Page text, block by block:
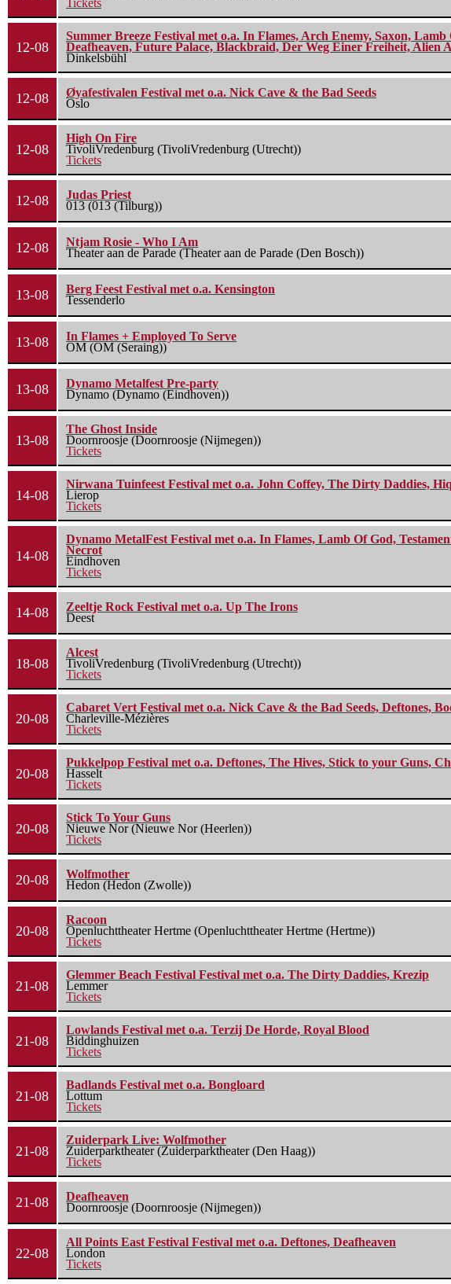
12-08
Summer Breeze Festival met o.a. In Flames, Arch Enemy, Saxon,
Deafheaven, Future Palace, Blackbraid, Der Weg Einer Freiheit,
Dinkelsbühl
12-08
Øyafestivalen Festival met o.a. Nick Cave & the Bad Seeds
Oslo
12-08
High On Fire
TivoliVredenburg (TivoliVredenburg (Utrecht))
Tickets
12-08
Judas Priest
013 (013 (Tilburg))
12-08
Ntjam Rosie - Who I Am
Theater aan de Parade (Theater aan de Parade (Den Bosch))
13-08
Berg Feest Festival met o.a. Kensington
Tessenderlo
13-08
In Flames + Employed To Serve
OM (OM (Seraing))
13-08
Dynamo Metalfest Pre-party
Dynamo (Dynamo (Eindhoven))
13-08
The Ghost Inside
Doornroosje (Doornroosje (Nijmegen))
Tickets
14-08
Nirwana Tuinfeest Festival met o.a. John Coffey, The Dirty Daddies,
Lierop
Tickets
14-08
Dynamo MetalFest Festival met o.a. In Flames, Lamb Of God,
Necrot
Eindhoven
Tickets
14-08
Zeeltje Rock Festival met o.a. Up The Irons
Deest
18-08
Alcest
TivoliVredenburg (TivoliVredenburg (Utrecht))
Tickets
20-08
Cabaret Vert Festival met o.a. Nick Cave & the Bad Seeds, Deftones,
Charleville-Mézières
Tickets
20-08
Pukkelpop Festival met o.a. Deftones, The Hives, Stick to your Guns,
Hasselt
Tickets
20-08
Stick To Your Guns
Nieuwe Nor (Nieuwe Nor (Heerlen))
Tickets
20-08
Wolfmother
Hedon (Hedon (Zwolle))
20-08
Racoon
Openluchttheater Hertme (Openluchttheater Hertme (Hertme))
Tickets
21-08
Glemmer Beach Festival Festival met o.a. The Dirty Daddies, Krezip
Lemmer
Tickets
21-08
Lowlands Festival met o.a. Terzij De Horde, Royal Blood
Biddinghuizen
Tickets
21-08
Badlands Festival met o.a. Bongloard
Lottum
Tickets
21-08
Zuiderpark Live: Wolfmother
Zuiderparktheater (Zuiderparktheater (Den Haag))
Tickets
21-08
Deafheaven
Doornroosje (Doornroosje (Nijmegen))
22-08
All Points East Festival Festival met o.a. Deftones, Deafheaven
London
Tickets